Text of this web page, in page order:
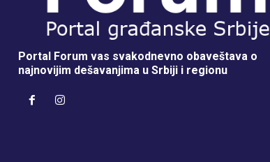
Portal Forum vas svakodnevno obaveštava o
najnovijim dešavanjima u Srbiji i regionu